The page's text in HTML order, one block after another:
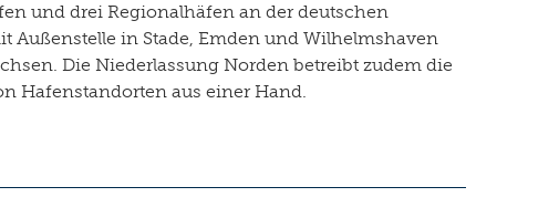
und drei Regionalhäfen an der deutschen
Außenstelle in Stade, Emden und Wilhelmshaven
Die Niederlassung Norden betreibt zudem die
Hafenstandorten aus einer Hand.